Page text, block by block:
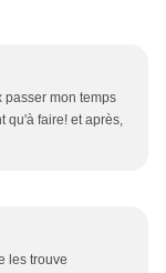
passer mon temps
qu'à faire! et après,
les trouve